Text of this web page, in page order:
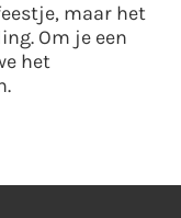
maar het
Om je een
het